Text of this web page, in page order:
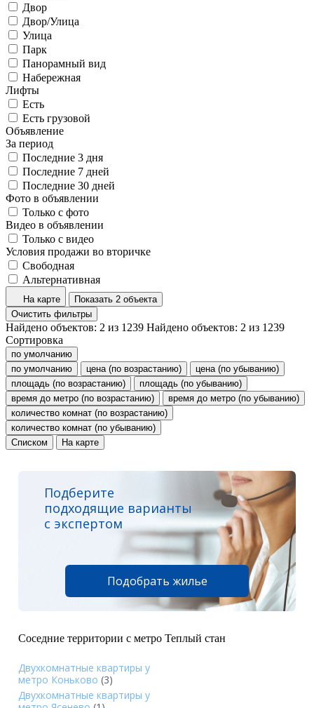
Двор
Двор/Улица
Улица
Парк
Панорамный вид
Набережная
Лифты
Есть
Есть грузовой
Объявление
За период
Последние 3 дня
Последние 7 дней
Последние 30 дней
Фото в объявлении
Только с фото
Видео в объявлении
Только с видео
Условия продажи во вторичке
Свободная
Альтернативная
На карте
Показать 2 объекта
Очистить фильтры
Найдено объектов: 2 из 1239 Найдено объектов: 2 из 1239
Сортировка
по умолчанию
по умолчанию
цена (по возрастанию)
цена (по убыванию)
площадь (по возрастанию)
площадь (по убыванию)
время до метро (по возрастанию)
время до метро (по убыванию)
количество комнат (по возрастанию)
количество комнат (по убыванию)
Списком
На карте
Подберите
подходящие варианты
с экспертом
Подобрать жилье
Соседние территории с метро Теплый стан
Двухкомнатные квартиры у
метро Коньково (3)
Двухкомнатные квартиры у